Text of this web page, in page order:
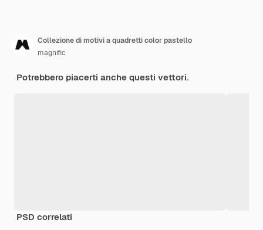
Collezione di motivi a quadretti color pastello
magnific
Potrebbero piacerti anche questi vettori.
PSD correlati